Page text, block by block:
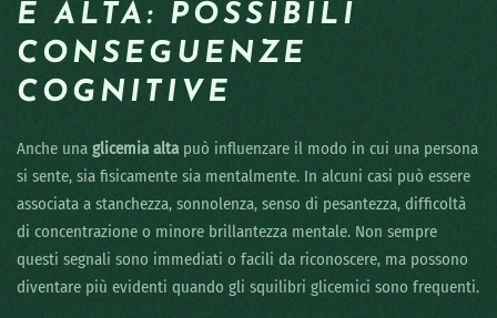
È ALTA: POSSIBILI
CONSEGUENZE
COGNITIVE
Anche una glicemia altapuò influenzare il modo in cui una persona
si sente, sia fisicamente sia mentalmente. In alcuni casi può essere
associata a stanchezza, sonnolenza, senso di pesantezza, difficoltà
di concentrazione o minore brillantezza mentale. Non sempre
questi segnali sono immediati o facili da riconoscere, ma possono
diventare più evidenti quando gli squilibri glicemici sono frequenti.